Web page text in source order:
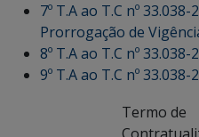
7º T.A ao T.C nº
Prorrogação de
8º T.A ao T.C nº
9º T.A ao T.C nº
Termo de